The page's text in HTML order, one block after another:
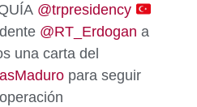
@trpresidency
@RT_Erdogan a
una carta del
para seguir